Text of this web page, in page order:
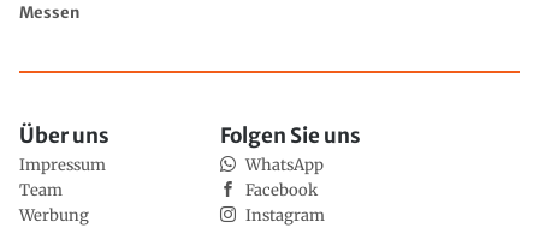
Messen
Über uns
Impressum
Team
Werbung
Folgen Sie uns
WhatsApp
Facebook
Instagram